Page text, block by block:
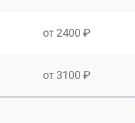
от 2400 ₽
от 3100 ₽